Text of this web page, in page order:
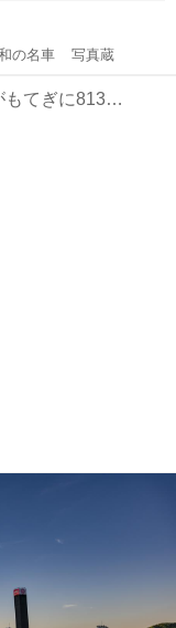
の名車 写真蔵
歴代タイプRがもてぎに813台集結！ 「Honda All Type R World Meeting 2026」を開催